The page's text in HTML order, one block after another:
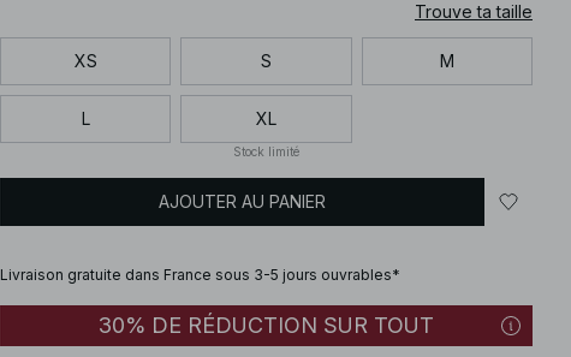
Trouve ta taille
XS S M
L XL
Stock limité
AJOUTER AU PANIER
Livraison gratuite dans France sous 3-5 jours ouvrables*
30% DE RÉDUCTION SUR TOUT